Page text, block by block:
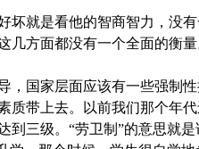
就是看他的智商智力，没有
几方面都没有一个全面的衡
国家层面应该有一些强制性
质带上去。以前我们那个年
到三级。“劳卫制”的意思就